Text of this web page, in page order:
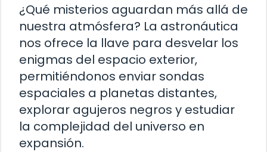
¿Qué misterios aguardan más allá de
nuestra atmósfera? La astronáutica
nos ofrece la llave para desvelar los
enigmas del espacio exterior,
permitiéndonos enviar sondas
espaciales a planetas distantes,
explorar agujeros negros y estudiar
la complejidad del universo en
expansión.